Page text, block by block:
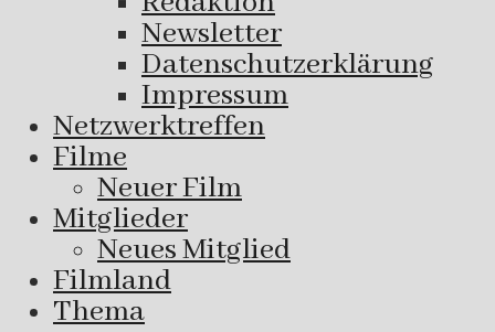
Newsletter
Datenschutzerklärung
Impressum
Netzwerktreffen
Filme
Neuer Film
Mitglieder
Neues Mitglied
Filmland
Thema